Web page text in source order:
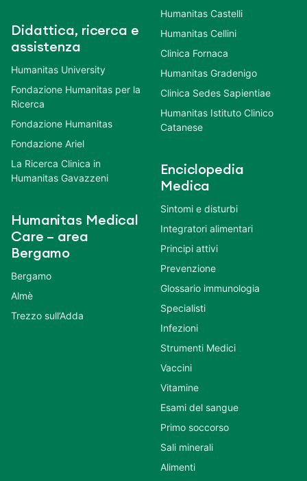
Didattica, ricerca e
assistenza
Humanitas University
Fondazione Humanitas per la
Ricerca
Fondazione Humanitas
Fondazione Ariel
La Ricerca Clinica in
Humanitas Gavazzeni
Humanitas Medical
Care – area
Bergamo
Bergamo
Almè
Trezzo sull’Adda
Humanitas Castelli
Humanitas Cellini
Clinica Fornaca
Humanitas Gradenigo
Clinica Sedes Sapientiae
Humanitas Istituto Clinico
Catanese
Enciclopedia
Medica
Sintomi e disturbi
Integratori alimentari
Principi attivi
Prevenzione
Glossario immunologia
Specialisti
Infezioni
Strumenti Medici
Vaccini
Vitamine
Esami del sangue
Primo soccorso
Sali minerali
Alimenti